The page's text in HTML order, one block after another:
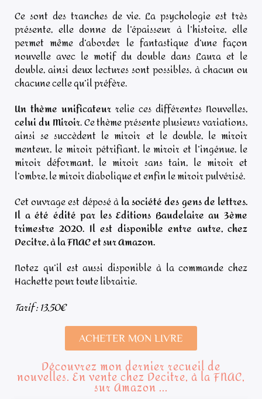
Ce sont des tranches de vie. La psychologie est très
présente, elle donne de l’épaisseur à l’histoire, elle
permet même d’aborder le fantastique d’une façon
nouvelle avec le motif du double dans Laura et le
double, ainsi deux lectures sont possibles, à chacun ou
chacune celle qu’il préfère.
Un thème unificateur relie ces différentes Nouvelles,
celui du Miroir. Ce thème présente plusieurs variations,
ainsi se succèdent le miroir et le double, le miroir
menteur, le miroir pétrifiant, le miroir et l’ingénue, le
miroir déformant, le miroir sans tain, le miroir et
l’ombre, le miroir diabolique et enfin le miroir pulvérisé.
Cet ouvrage est déposé àla société des gens de lettres.
Il a été édité par les Editions Baudelaire au 3ème
trimestre 2020. Il est disponible entre autre, chez
Decitre, à la FNAC et sur Amazon.
Notez qu’il est aussi disponible à la commande chez
Hachette pour toute librairie.
Tarif : 13,50€
ACHETER MON LIVRE
Découvrez mon dernier recueil de
nouvelles. En vente chez Decitre, à la FNAC,
sur Amazon ...